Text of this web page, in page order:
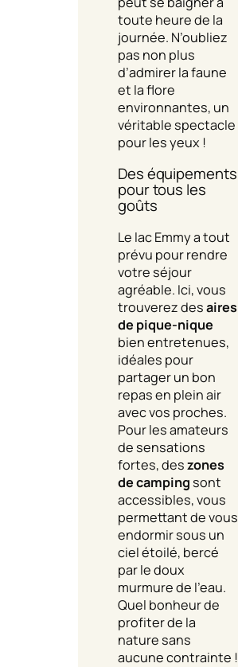
toute heure de la
journée. N’oubliez
pas non plus
d’admirer la faune
et la flore
environnantes, un
véritable spectacle
pour les yeux !
Des équipements
pour tous les
goûts
Le lac Emmy a tout
prévu pour rendre
votre séjour
agréable. Ici, vous
trouverez desaires
de pique-nique
bien entretenues,
idéales pour
partager un bon
repas en plein air
avec vos proches.
Pour les amateurs
de sensations
fortes, deszones
de camping sont
accessibles, vous
permettant de vous
endormir sous un
ciel étoilé, bercé
par le doux
murmure de l’eau.
Quel bonheur de
profiter de la
nature sans
aucune contrainte !